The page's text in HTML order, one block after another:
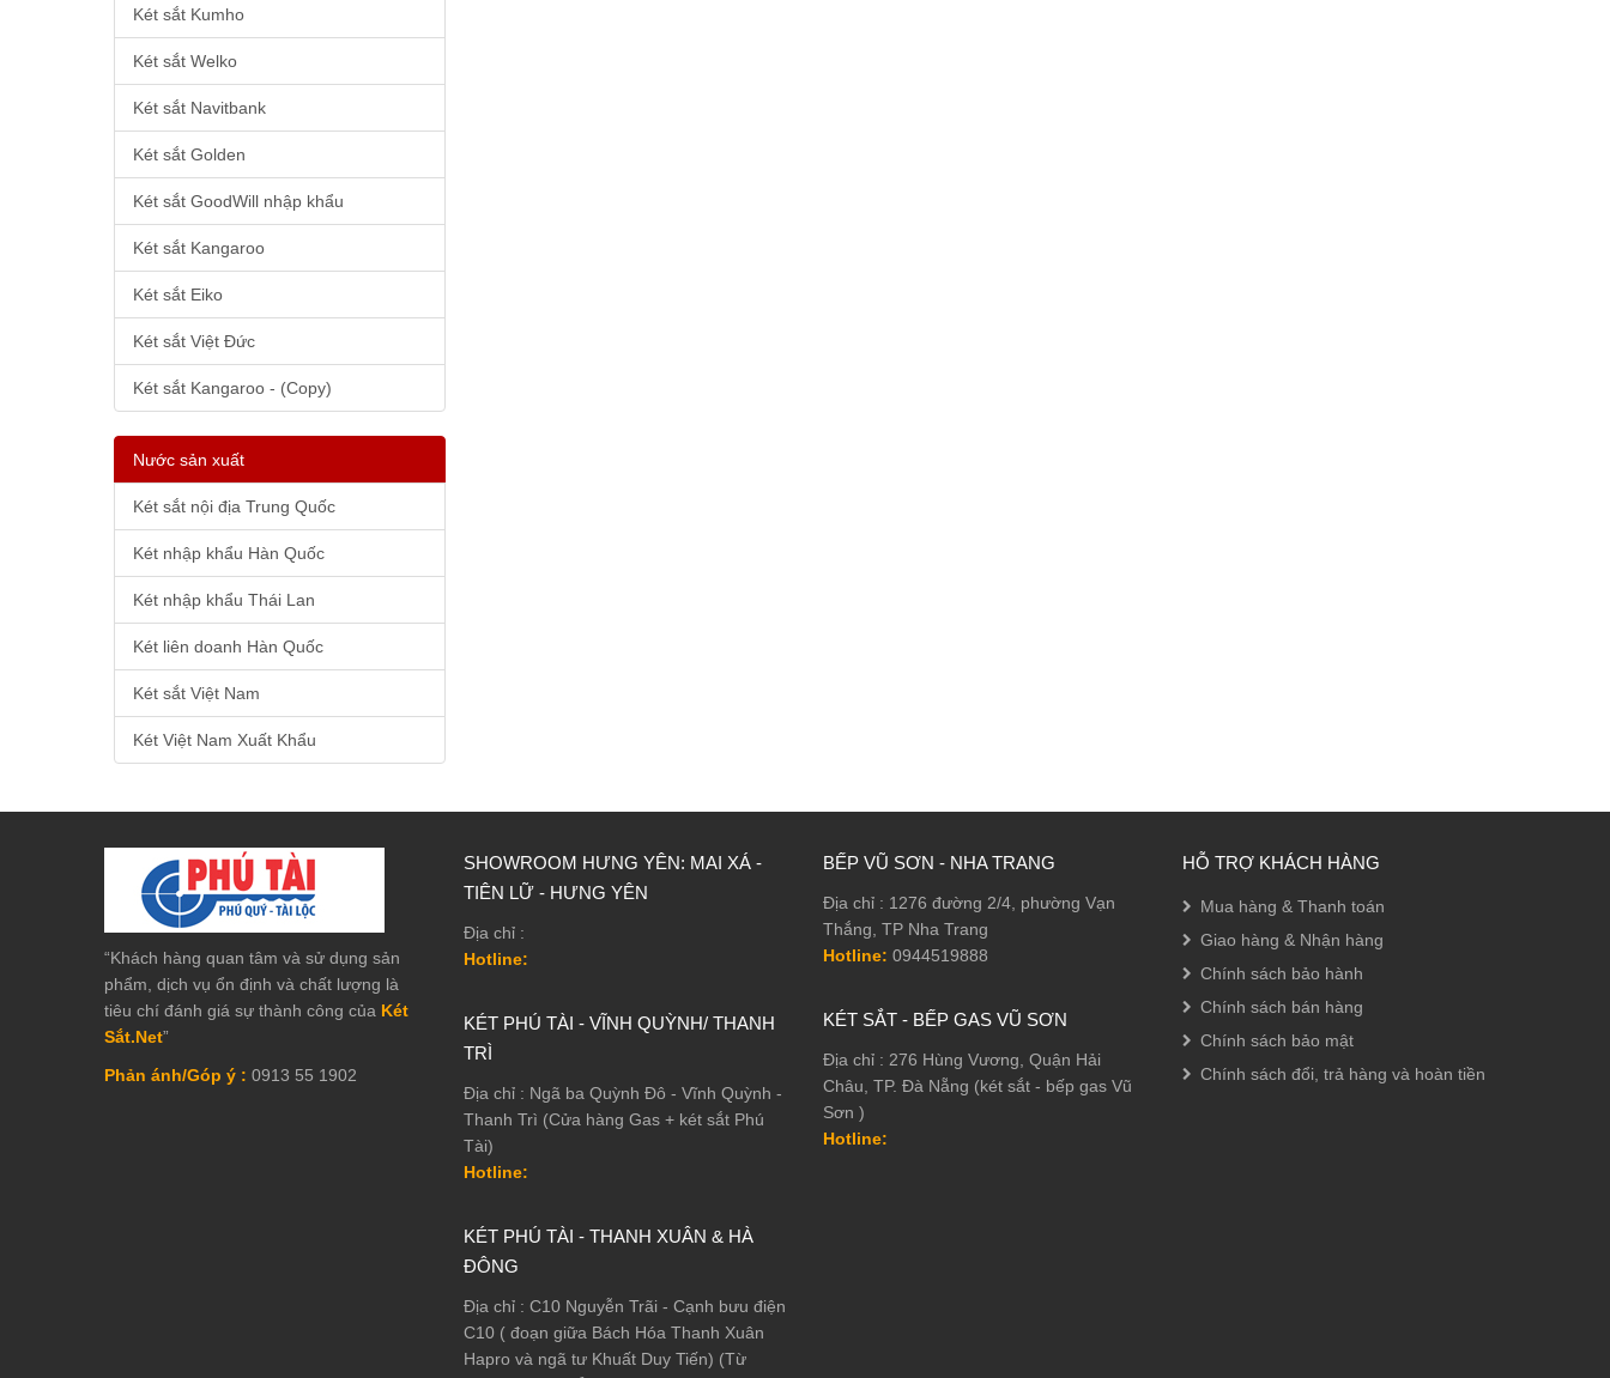
Két sắt Kumho
Két sắt Welko
Két sắt Navitbank
Két sắt Golden
Két sắt GoodWill nhập khẩu
Két sắt Kangaroo
Két sắt Eiko
Két sắt Việt Đức
Két sắt Kangaroo - (Copy)
Nước sản xuất
Két sắt nội địa Trung Quốc
Két nhập khẩu Hàn Quốc
Két nhập khẩu Thái Lan
Két liên doanh Hàn Quốc
Két sắt Việt Nam
Két Việt Nam Xuất Khẩu
“Khách hàng quan tâm và sử dụng sản
phẩm, dịch vụ ổn định và chất lượng là
tiêu chí đánh giá sự thành công của Két
Sắt.Net”
Phản ánh/Góp ý : 0913 55 1902
SHOWROOM HƯNG YÊN: MAI XÁ -
TIÊN LỮ - HƯNG YÊN
Địa chỉ :
Hotline:
KÉT PHÚ TÀI - VĨNH QUỲNH/ THANH
TRÌ
Địa chỉ : Ngã ba Quỳnh Đô - Vĩnh Quỳnh -
Thanh Trì (Cửa hàng Gas + két sắt Phú
Tài)
Hotline:
KÉT PHÚ TÀI - THANH XUÂN & HÀ
ĐÔNG
Địa chỉ : C10 Nguyễn Trãi - Cạnh bưu điện
C10 ( đoạn giữa Bách Hóa Thanh Xuân
Hapro và ngã tư Khuất Duy Tiến) (Từ
BẾP VŨ SƠN - NHA TRANG
Địa chỉ : 1276 đường 2/4, phường Vạn
Thắng, TP Nha Trang
Hotline: 0944519888
KÉT SẮT - BẾP GAS VŨ SƠN
Địa chỉ : 276 Hùng Vương, Quận Hải
Châu, TP. Đà Nẵng (két sắt - bếp gas Vũ
Sơn )
Hotline:
HỖ TRỢ KHÁCH HÀNG
Mua hàng & Thanh toán
Giao hàng & Nhận hàng
Chính sách bảo hành
Chính sách bán hàng
Chính sách bảo mật
Chính sách đổi, trả hàng và hoàn tiền